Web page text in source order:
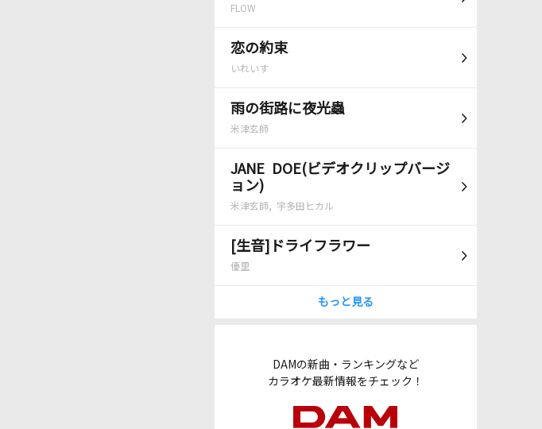
FLOW
恋の約束
いれいす
雨の街路に夜光蟲
米津玄師
JANE DOE(ビデオクリップバージ
ョン)
米津玄師, 宇多田ヒカル
[生音]ドライフラワー
優里
もっと見る
DAMの新曲・ランキングなど
カラオケ最新情報をチェック！